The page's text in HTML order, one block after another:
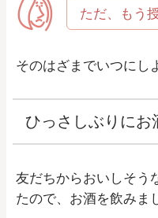
ただ、もう
そのはざまでいつにし
ひっさしぶりにお
友だちからおいしそう
たので、お酒を飲みま